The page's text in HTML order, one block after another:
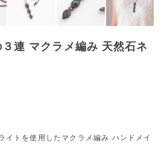
連 マクラメ編み 天然石ネ
イトを使用したマクラメ編み ハンドメイ